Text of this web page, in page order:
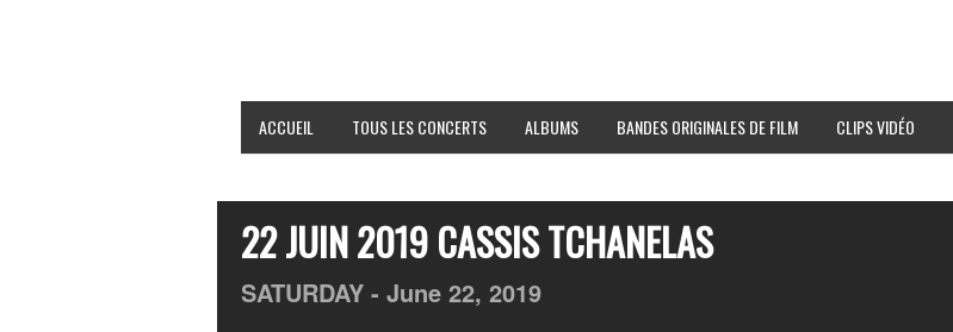
ACCUEIL TOUS LES CONCERTS ALBUMS BANDES ORIGINALES DE FILM CLIPS VIDÉO
22 JUIN 2019 CASSIS TCHANELAS
SATURDAY - June 22, 2019